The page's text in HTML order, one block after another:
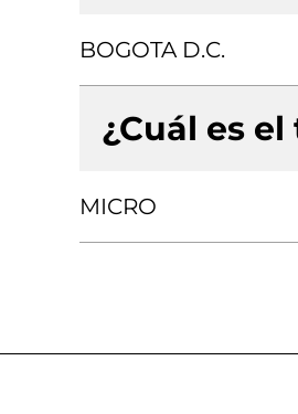
BOGOTA D.C.
¿Cuál es
MICRO